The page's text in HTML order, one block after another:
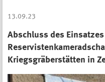
13.09.23
Abschluss des
Kriegsgräberstätten in